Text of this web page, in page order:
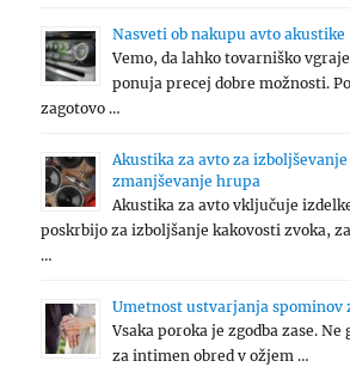
Nasveti ob nakupu avto akustike
Vemo, da lahko tovarniško
ponuja precej dobre možnosti.
zagotovo …
Akustika za avto za
zmanjševanje hrupa
Akustika za avto vključuje
poskrbijo za izboljšanje kakovosti zvoka,
…
Umetnost ustvarjanja spominov
Vsaka poroka je zgodba zase. Ne
za intimen obred v ožjem …